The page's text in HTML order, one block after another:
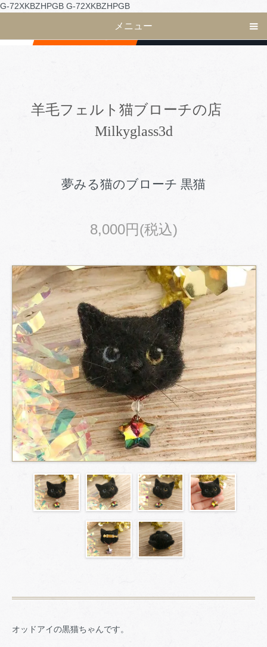
G-72XKBZHPGB G-72XKBZHPGB
メニュー
羊毛フェルト猫ブローチの店
Milkyglass3d
夢みる猫のブローチ 黒猫
8,000円(税込)
オッドアイの黒猫ちゃんです。